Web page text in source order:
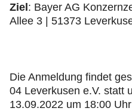
Ziel : Bayer AG
Allee 3 | 51373
Die Anmeldung findet
04 Leverkusen e.V. statt
13.09.2022 um 18:00